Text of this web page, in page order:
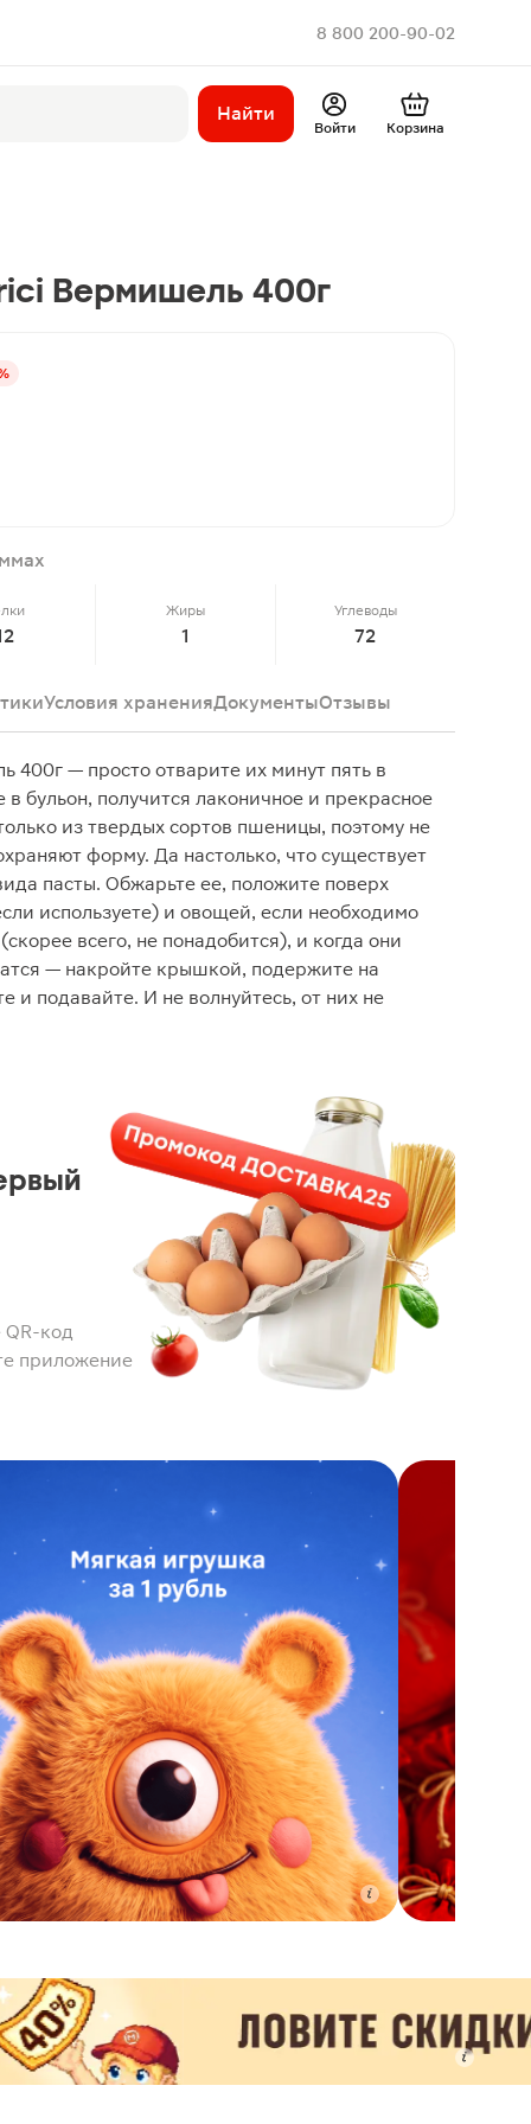
8 800 200-90-02
Найти
Войти Корзина
Вермишель 400г
Жиры
1
Углеводы
72
Условия храненияДокументыОтзывы
— просто отварите их минут пять в
бульон, получится лаконичное и прекрасное
из твердых сортов пшеницы, поэтому не
форму. Да настолько, что существует
пасты. Обжарьте ее, положите поверх
используете) и овощей, если необходимо
всего, не понадобится), и когда они
— накройте крышкой, подержите на
и подавайте. И не волнуйтесь, от них не
код
приложение